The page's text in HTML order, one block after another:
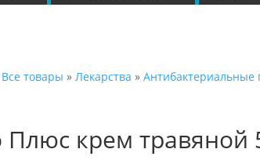
Все товары » Лекарства » Антибактериальные
Плюс крем травяной